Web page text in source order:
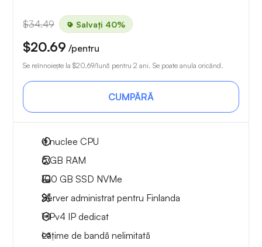
$34.49 Salvați 40%
$20.69 /pentru
Se reînnoiește la $20.69/lună pentru 2 ani. Se poate anula oricând.
CUMPĂRĂ
4nuclee CPU
6 GB RAM
100 GB SSD NVMe
Server administrat pentru Finlanda
1 IPv4 IP dedicat
Lățime de bandă nelimitată